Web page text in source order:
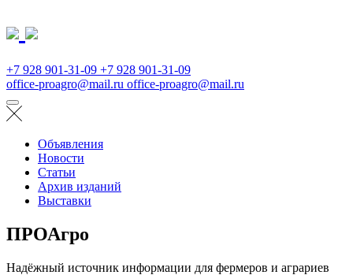
+7 928 901-31-09 +7 928 901-31-09
office-proagro@mail.ru office-proagro@mail.ru
Объявления
Новости
Статьи
Архив изданий
Выставки
ПРОАгро
Надёжный источник информации для фермеров и аграриев